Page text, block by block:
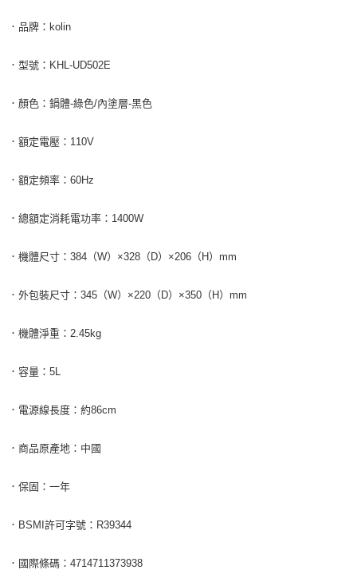
．品牌：kolin
．型號：KHL-UD502E
．顏色：鍋體-綠色/內塗層-黑色
．額定電壓：110V
．額定頻率：60Hz
．總額定消耗電功率：1400W
．機體尺寸：384（W）×328（D）×206（H）mm
．外包裝尺寸：345（W）×220（D）×350（H）mm
．機體淨重：2.45kg
．容量：5L
．電源線長度：約86cm
．商品原產地：中國
．保固：一年
．BSMI許可字號：R39344
．國際條碼：4714711373938